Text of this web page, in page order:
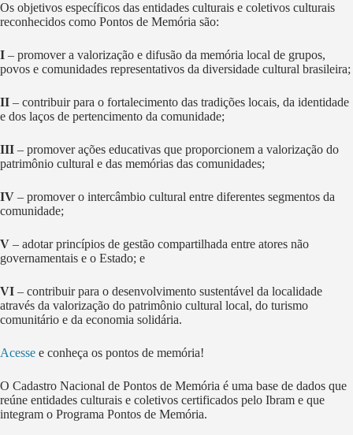
Os objetivos específicos das entidades culturais e coletivos culturais
reconhecidos como Pontos de Memória são:
I – promover a valorização e difusão da memória local de grupos,
povos e comunidades representativos da diversidade cultural brasileira;
II – contribuir para o fortalecimento das tradições locais, da identidade
e dos laços de pertencimento da comunidade;
III – promover ações educativas que proporcionem a valorização do
patrimônio cultural e das memórias das comunidades;
IV – promover o intercâmbio cultural entre diferentes segmentos da
comunidade;
V – adotar princípios de gestão compartilhada entre atores não
governamentais e o Estado; e
VI – contribuir para o desenvolvimento sustentável da localidade
através da valorização do patrimônio cultural local, do turismo
comunitário e da economia solidária.
Acesse e conheça os pontos de memória!
O Cadastro Nacional de Pontos de Memória é uma base de dados que
reúne entidades culturais e coletivos certificados pelo Ibram e que
integram o Programa Pontos de Memória.